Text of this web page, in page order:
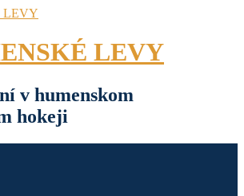
LEVY
v humenskom
hokeji